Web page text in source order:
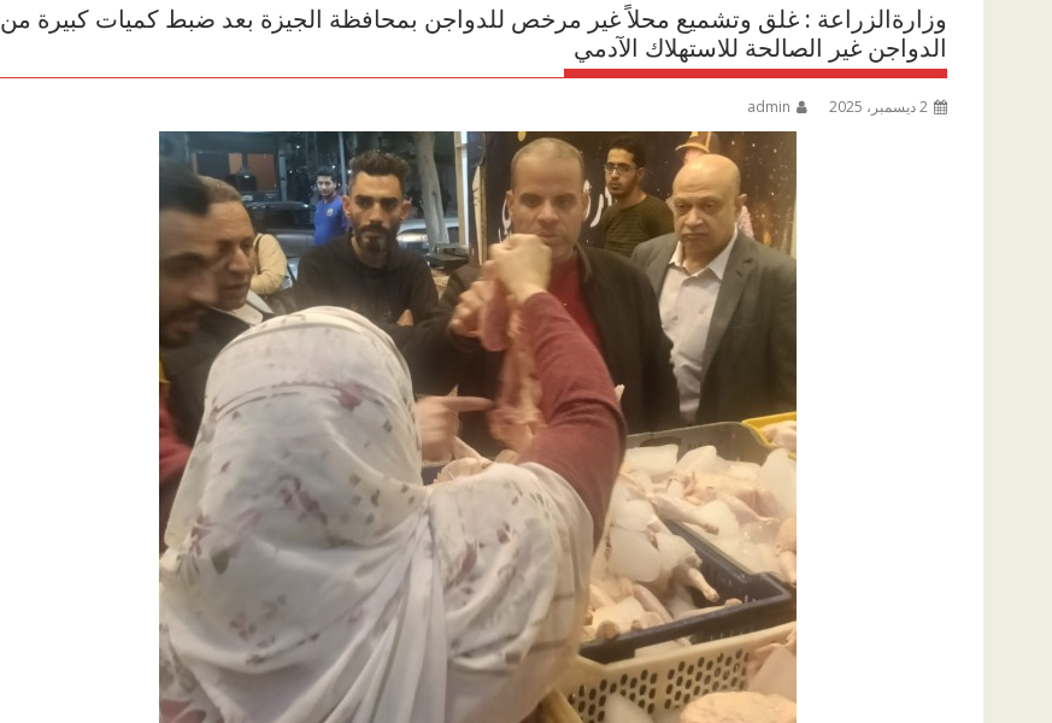
وزارةالزراعة : غلق وتشميع محلاً غير مرخص للدواجن بمحافظة الجيزة بعد ضبط كميات كبيرة من
الدواجن غير الصالحة للاستهلاك الآدمي
2 ديسمبر، 2025 admin